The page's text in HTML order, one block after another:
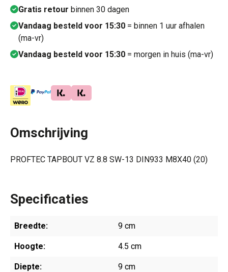
Gratis retour binnen 30 dagen
Vandaag besteld voor 15:30 = binnen 1 uur afhalen
(ma-vr)
Vandaag besteld voor 15:30 = morgen in huis (ma-vr)
Omschrijving
PROFTEC TAPBOUT VZ 8.8 SW-13 DIN933 M8X40 (20)
Specificaties
Breedte: 9 cm
Hoogte: 4.5 cm
Diepte: 9 cm